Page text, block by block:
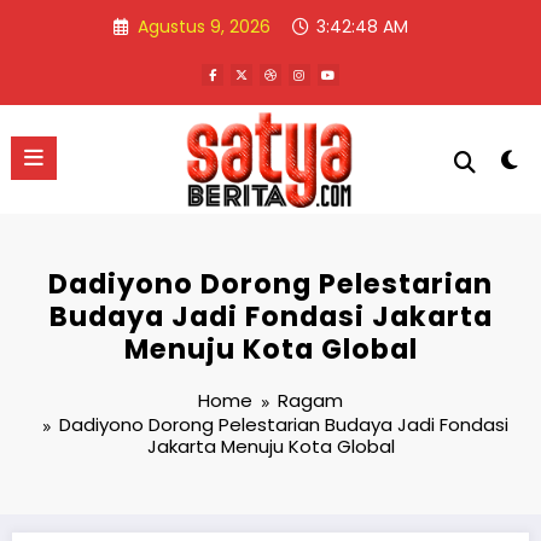
Agustus 9, 2026 3:42:48 AM
Dadiyono Dorong Pelestarian
Budaya Jadi Fondasi Jakarta
Menuju Kota Global
Home
Ragam
Dadiyono Dorong Pelestarian Budaya Jadi Fondasi
Jakarta Menuju Kota Global